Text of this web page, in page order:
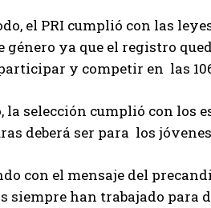
el PRI cumplió con las
género ya que el registro
y competir en las
la selección cumplió con los
deberá ser para los
con el mensaje del
siempre han trabajado para